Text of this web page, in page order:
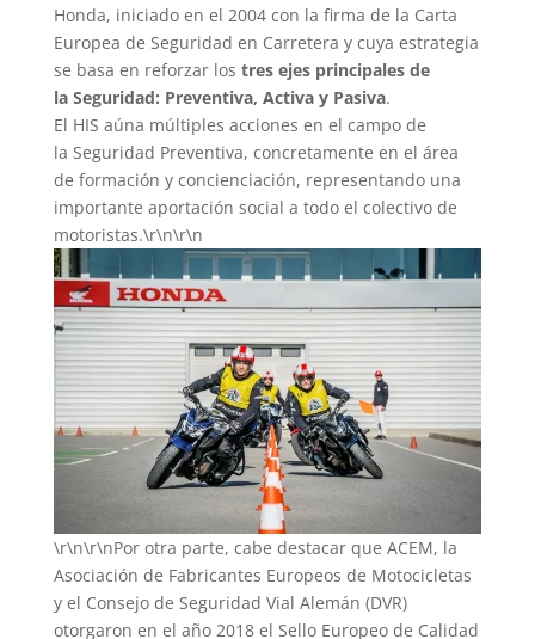
Honda, iniciado en el 2004 con la firma de la Carta
Europea de Seguridad en Carretera y cuya estrategia
se basa en reforzar los tres ejes principales de
la Seguridad: Preventiva, Activa y Pasiva.
El HIS aúna múltiples acciones en el campo de
la Seguridad Preventiva, concretamente en el área
de formación y concienciación, representando una
importante aportación social a todo el colectivo de
motoristas.\r\n\r\n
\r\n\r\nPor otra parte, cabe destacar que ACEM, la
Asociación de Fabricantes Europeos de Motocicletas
y el Consejo de Seguridad Vial Alemán (DVR)
otorgaron en el año 2018 el Sello Europeo de Calidad